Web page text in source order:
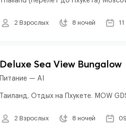
2 Взрослых 8 ночей
Deluxe Sea View Bungalow
Питание — AI
Таиланд. Отдых на Пхукете. MOW
2 Взрослых 8 ночей